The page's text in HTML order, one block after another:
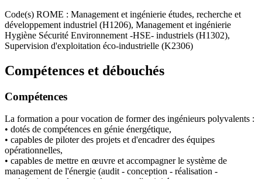
Code(s) ROME : Management et ingénierie études, recherche et
développement industriel (H1206), Management et ingénierie
Hygiène Sécurité Environnement -HSE- industriels (H1302),
Supervision d'exploitation éco-industrielle (K2306)
Compétences et débouchés
Compétences
La formation a pour vocation de former des ingénieurs polyvalents :
• dotés de compétences en génie énergétique,
• capables de piloter des projets et d'encadrer des équipes
opérationnelles,
• capables de mettre en œuvre et accompagner le système de
management de l'énergie (audit - conception - réalisation -